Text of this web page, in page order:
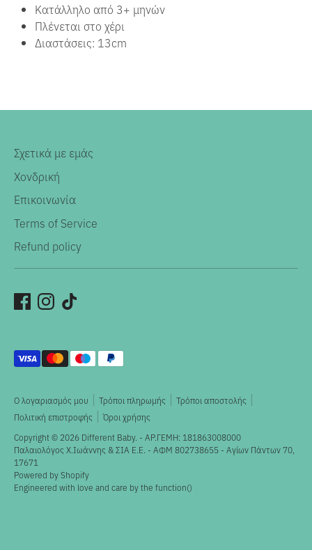
Κατάλληλο από 3+ μηνών
Πλένεται στο χέρι
Διαστάσεις: 13cm
Σχετικά με εμάς
Χονδρική
Επικοινωνία
Terms of Service
Refund policy
Ο λογαριασμός μου Τρόποι πληρωμής
Τρόποι αποστολής
Πολιτική επιστροφής
Όροι χρήσης
Copyright © 2026 Different Baby. - ΑΡ.ΓΕΜΗ: 181863008000
Παλαιολόγος X.Ιωάννης & ΣΙΑ Ε.Ε. - ΑΦΜ 802738655 - Αγίων Πάντων 70,
17671
Powered by Shopify
Engineered with love and care by the function()
Αποδεκτοί
τρόποι